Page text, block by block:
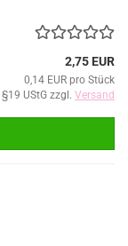
2,75 EUR
0,14 EUR pro Stück
UStG zzgl. Versand